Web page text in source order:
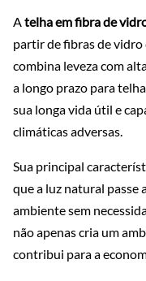
Atelha em fibra de
partir de fibras de vidro
combina leveza com
a longo prazo para
sua longa vida útil e
climáticas adversas.
Sua principal
que a luz natural passe
ambiente sem
não apenas cria um
contribui para a